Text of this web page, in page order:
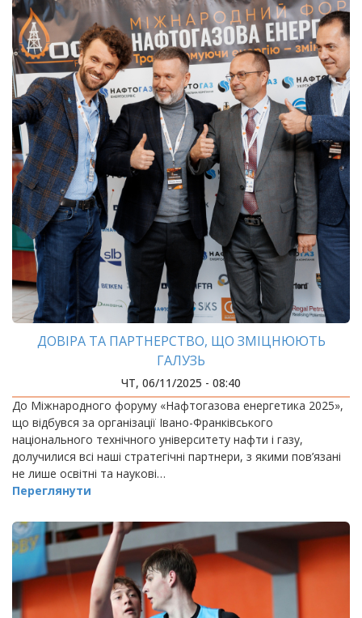
ДОВІРА ТА ПАРТНЕРСТВО, ЩО ЗМІЦНЮЮТЬ
ГАЛУЗЬ
ЧТ, 06/11/2025 - 08:40
До Міжнародного форуму «Нафтогазова енергетика 2025»,
що відбувся за організації Івано-Франківського
національного технічного університету нафти і газу,
долучилися всі наші стратегічні партнери, з якими пов’язані
не лише освітні та наукові…
Переглянути